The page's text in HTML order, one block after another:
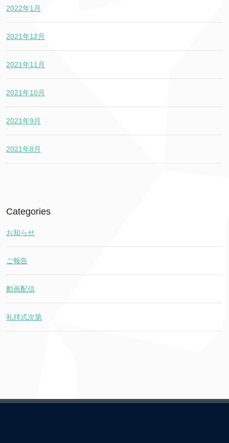
2022年1月
2021年12月
2021年11月
2021年10月
2021年9月
2021年8月
Categories
お知らせ
ご報告
動画配信
礼拝式次第